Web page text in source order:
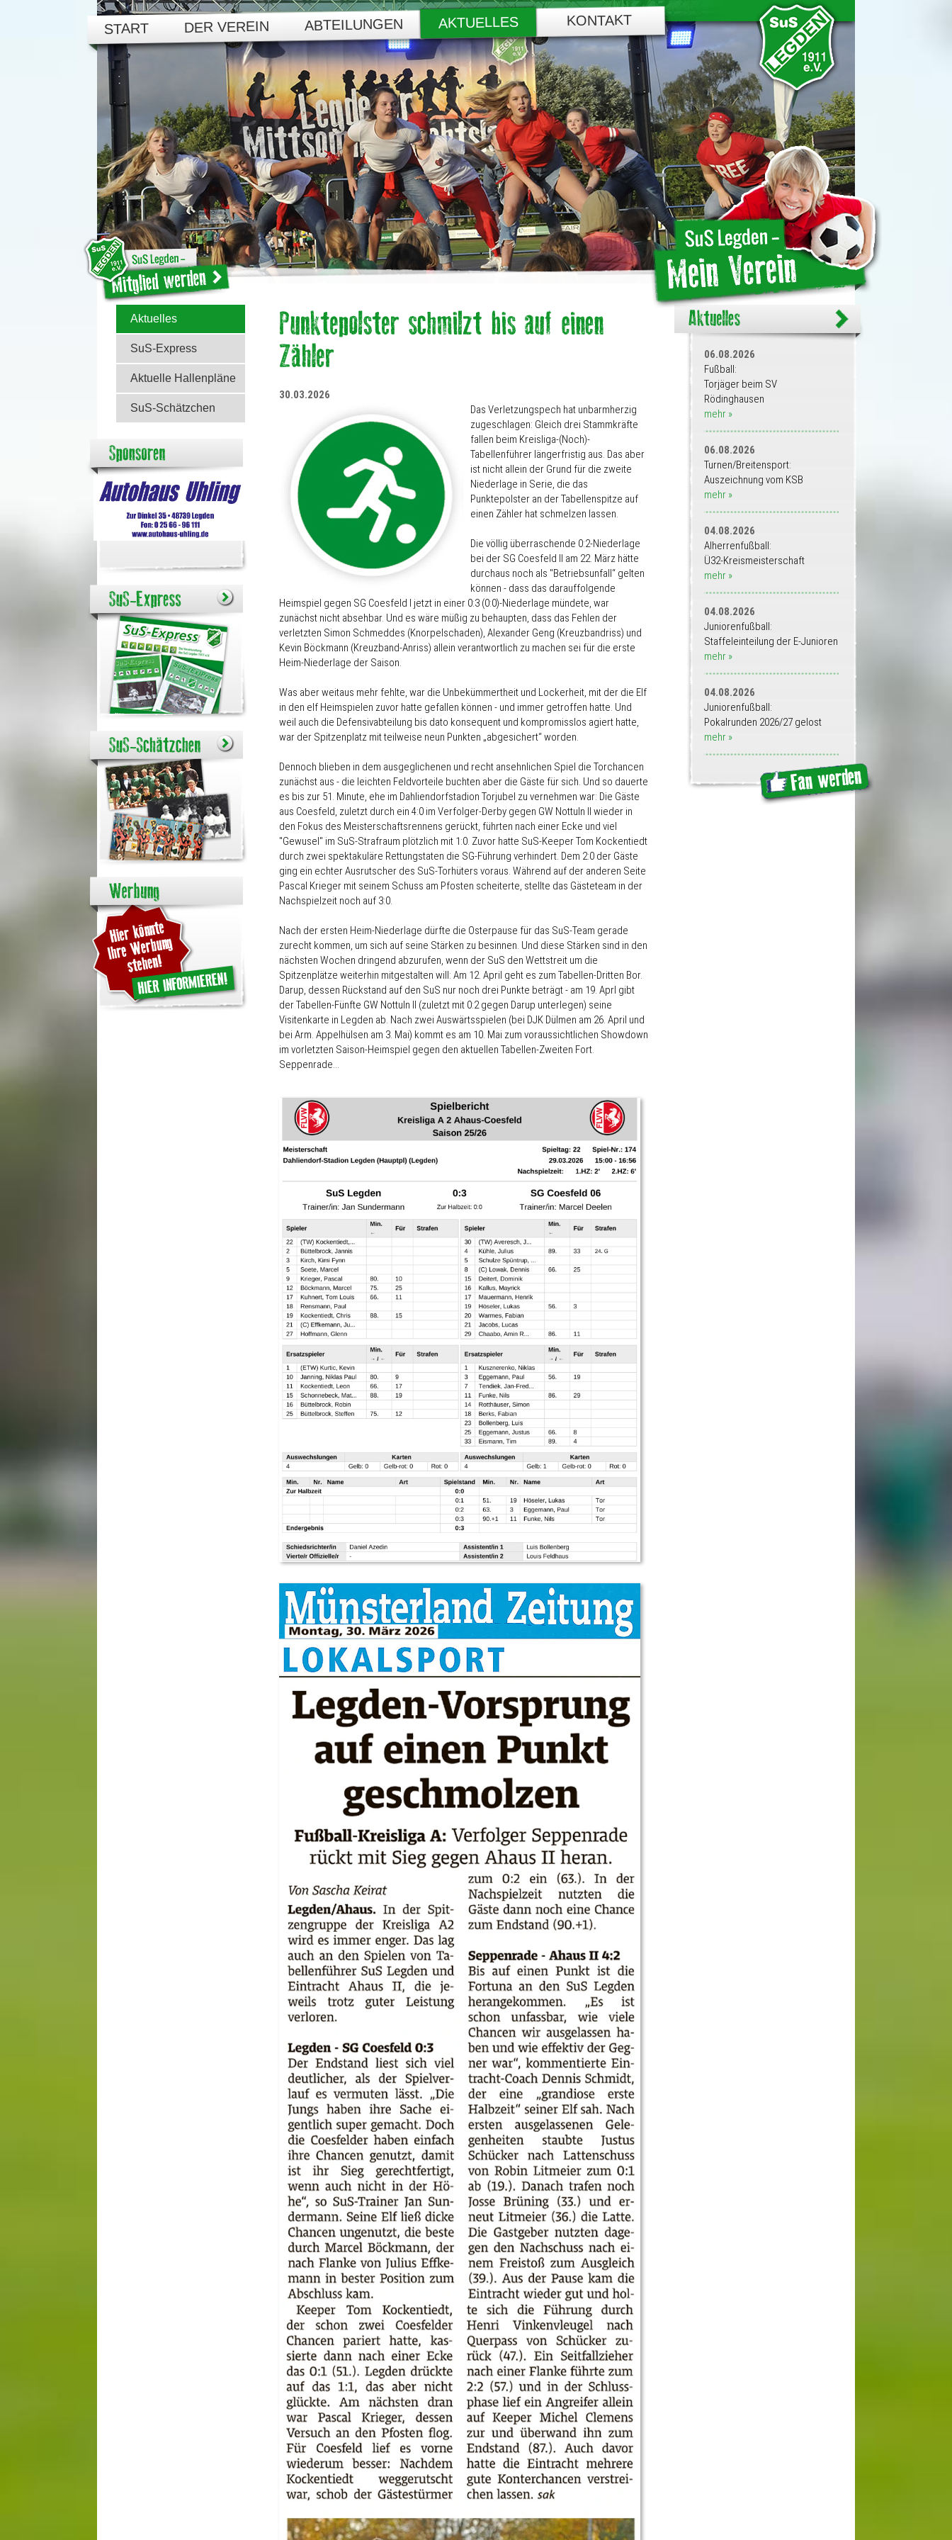
START DER VEREIN ABTEILUNGEN AKTUELLES KONTAKT
Aktuelles
SuS-Express
Aktuelle Hallenpläne
SuS-Schätzchen
30.03.2026
Das Verletzungspech hat unbarmherzig
zugeschlagen: Gleich drei Stammkräfte
fallen beim Kreisliga-(Noch)-
Tabellenführer längerfristig aus. Das aber
ist nicht allein der Grund für die zweite
Niederlage in Serie, die das
Punktepolster an der Tabellenspitze auf
einen Zähler hat schmelzen lassen.
Die völlig überraschende 0:2-Niederlage
bei der SG Coesfeld II am 22. März hätte
durchaus noch als "Betriebsunfall“ gelten
können - dass das darauffolgende
Heimspiel gegen SG Coesfeld I jetzt in einer 0:3 (0:0)-Niederlage mündete, war
zunächst nicht absehbar. Und es wäre müßig zu behaupten, dass das Fehlen der
verletzten Simon Schmeddes (Knorpelschaden), Alexander Geng (Kreuzbandriss) und
Kevin Böckmann (Kreuzband-Anriss) allein verantwortlich zu machen sei für die erste
Heim-Niederlage der Saison.
Was aber weitaus mehr fehlte, war die Unbekümmertheit und Lockerheit, mit der die Elf
in den elf Heimspielen zuvor hatte gefallen können - und immer getroffen hatte. Und
weil auch die Defensivabteilung bis dato konsequent und kompromisslos agiert hatte,
war der Spitzenplatz mit teilweise neun Punkten „abgesichert“ worden.
Dennoch blieben in dem ausgeglichenen und recht ansehnlichen Spiel die Torchancen
zunächst aus - die leichten Feldvorteile buchten aber die Gäste für sich. Und so dauerte
es bis zur 51. Minute, ehe im Dahliendorfstadion Torjubel zu vernehmen war: Die Gäste
aus Coesfeld, zuletzt durch ein 4:0 im Verfolger-Derby gegen GW Nottuln II wieder in
den Fokus des Meisterschaftsrennens gerückt, führten nach einer Ecke und viel
"Gewusel" im SuS-Strafraum plötzlich mit 1:0. Zuvor hatte SuS-Keeper Tom Kockentiedt
durch zwei spektakuläre Rettungstaten die SG-Führung verhindert. Dem 2:0 der Gäste
ging ein echter Ausrutscher des SuS-Torhüters voraus. Während auf der anderen Seite
Pascal Krieger mit seinem Schuss am Pfosten scheiterte, stellte das Gästeteam in der
Nachspielzeit noch auf 3:0.
Nach der ersten Heim-Niederlage dürfte die Osterpause für das SuS-Team gerade
zurecht kommen, um sich auf seine Stärken zu besinnen. Und diese Stärken sind in den
nächsten Wochen dringend abzurufen, wenn der SuS den Wettstreit um die
Spitzenplätze weiterhin mitgestalten will: Am 12. April geht es zum Tabellen-Dritten Bor.
Darup, dessen Rückstand auf den SuS nur noch drei Punkte beträgt - am 19. Aprl gibt
der Tabellen-Fünfte GW Nottuln II (zuletzt mit 0:2 gegen Darup unterlegen) seine
Visitenkarte in Legden ab. Nach zwei Auswärtsspielen (bei DJK Dülmen am 26. April und
bei Arm. Appelhülsen am 3. Mai) kommt es am 10. Mai zum voraussichtlichen Showdown
im vorletzten Saison-Heimspiel gegen den aktuellen Tabellen-Zweiten Fort.
Seppenrade...
06.08.2026
Fußball:
Torjäger beim SV
Rödinghausen
mehr »
06.08.2026
Turnen/Breitensport:
Auszeichnung vom KSB
mehr »
04.08.2026
Alherrenfußball:
Ü32-Kreismeisterschaft
mehr »
04.08.2026
Juniorenfußball:
Staffeleinteilung der E-Junioren
mehr »
04.08.2026
Juniorenfußball:
Pokalrunden 2026/27 gelost
mehr »